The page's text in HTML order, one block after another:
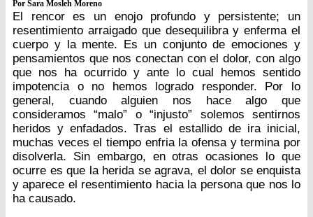
Por Sara Mosleh Moreno
El rencor es un enojo profundo y persistente; un
resentimiento arraigado que desequilibra y enferma el
cuerpo y la mente. Es un conjunto de emociones y
pensamientos que nos conectan con el dolor, con algo
que nos ha ocurrido y ante lo cual hemos sentido
impotencia o no hemos logrado responder. Por lo
general, cuando alguien nos hace algo que
consideramos “malo” o “injusto” solemos sentirnos
heridos y enfadados. Tras el estallido de ira inicial,
muchas veces el tiempo enfria la ofensa y termina por
disolverla. Sin embargo, en otras ocasiones lo que
ocurre es que la herida se agrava, el dolor se enquista
y aparece el resentimiento hacia la persona que nos lo
ha causado.